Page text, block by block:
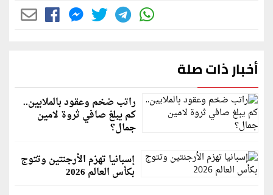
أخبار ذات صلة
راتب ضخم وعقود بالملايين..
كم يبلغ صافي ثروة لامين
جمال؟
إسبانيا تهزم الأرجنتين وتتوج
بكأس العالم 2026